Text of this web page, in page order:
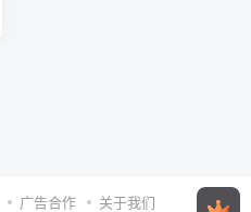
广告合作 关于我们